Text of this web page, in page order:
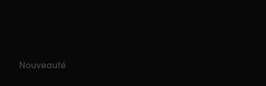
Nouveauté